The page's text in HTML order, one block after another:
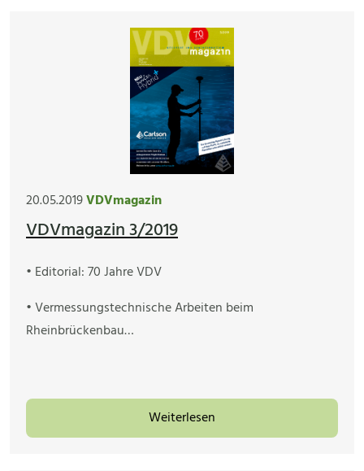
20.05.2019VDVmagazin
VDVmagazin 3/2019
• Editorial: 70 Jahre VDV
• Vermessungstechnische Arbeiten beim
Rheinbrückenbau…
Weiterlesen